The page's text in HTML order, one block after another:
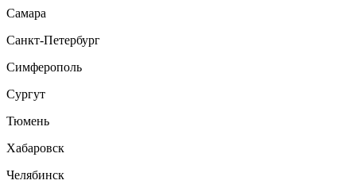
Самара
Санкт-Петербург
Симферополь
Сургут
Тюмень
Хабаровск
Челябинск